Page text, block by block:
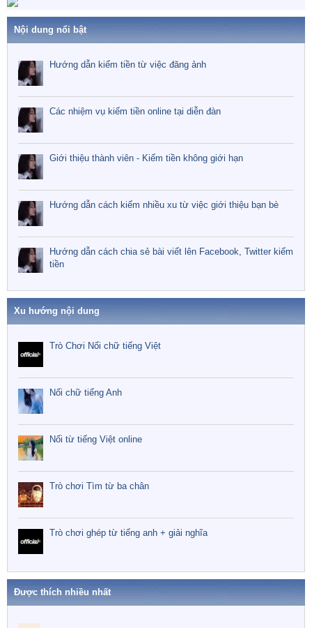
Nội dung nổi bật
Hướng dẫn kiếm tiền từ việc đăng ảnh
Các nhiệm vụ kiếm tiền online tại diễn đàn
Giới thiệu thành viên - Kiếm tiền không giới hạn
Hướng dẫn cách kiếm nhiều xu từ việc giới thiệu bạn bè
Hướng dẫn cách chia sẻ bài viết lên Facebook, Twitter kiếm
tiền
Xu hướng nội dung
Trò Chơi Nối chữ tiếng Việt
Nối chữ tiếng Anh
Nối từ tiếng Việt online
Trò chơi Tìm từ ba chân
Trò chơi ghép từ tiếng anh + giải nghĩa
Được thích nhiều nhất